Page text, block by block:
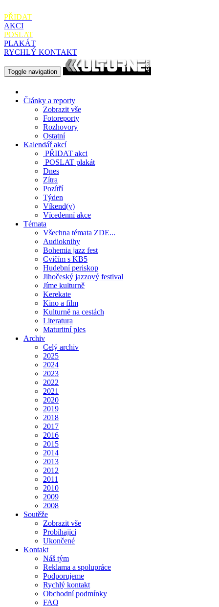
PŘIDAT
AKCI
POSLAT
PLAKÁT
RYCHLÝ KONTAKT
Toggle navigation
Články a reporty
Zobrazit vše
Fotoreporty
Rozhovory
Ostatní
Kalendář akcí
PŘIDAT akci
POSLAT plakát
Dnes
Zítra
Pozítří
Týden
Víkend(y)
Vícedenní akce
Témata
Všechna témata ZDE...
Audioknihy
Bohemia jazz fest
Cvičím s KB5
Hudební periskop
Jihočeský jazzový festival
Jíme kulturně
Kerekate
Kino a film
Kulturně na cestách
Literatura
Maturitní ples
Archiv
Celý archiv
2025
2024
2023
2022
2021
2020
2019
2018
2017
2016
2015
2014
2013
2012
2011
2010
2009
2008
Soutěže
Zobrazit vše
Probíhající
Ukončené
Kontakt
Náš tým
Reklama a spolupráce
Podporujeme
Rychlý kontakt
Obchodní podmínky
FAQ